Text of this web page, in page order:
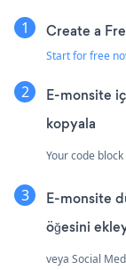
Create a
Start for free
E-monsite
kopyala
Your code
E-monsite
öğesini
veya Social